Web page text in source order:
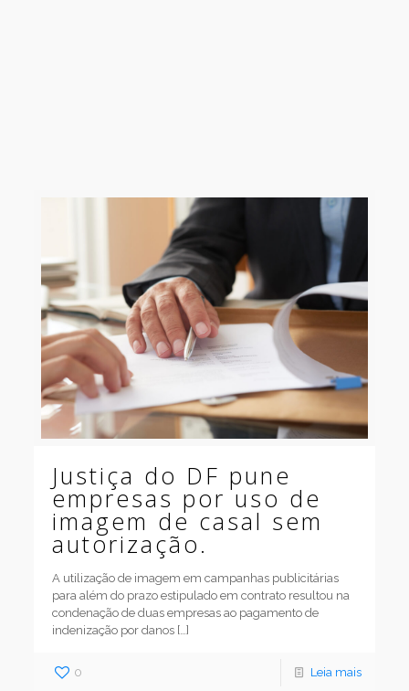
Justiça do DF pune
empresas por uso de
imagem de casal sem
autorização.
A utilização de imagem em campanhas publicitárias
para além do prazo estipulado em contrato resultou na
condenação de duas empresas ao pagamento de
indenização por danos […]
0 Leia mais